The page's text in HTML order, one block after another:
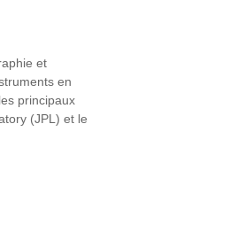
et
en
principaux
(JPL) et le